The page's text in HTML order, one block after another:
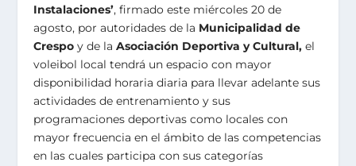
Instalaciones’, firmado este miércoles 20 de
agosto, por autoridades de la Municipalidad de
Crespo y de laAsociación Deportiva y Cultural,el
voleibol local tendrá un espacio con mayor
disponibilidad horaria diaria para llevar adelante sus
actividades de entrenamiento y sus
programaciones deportivas como locales con
mayor frecuencia en el ámbito de las competencias
en las cuales participa con sus categorías